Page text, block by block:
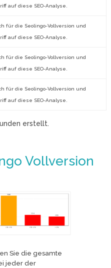
auf diese SEO-Analyse.
für die Seolingo-Vollversion und
auf diese SEO-Analyse.
für die Seolingo-Vollversion und
auf diese SEO-Analyse.
für die Seolingo-Vollversion und
auf diese SEO-Analyse.
erstellt.
Vollversion
Sie die gesamte
jeder der